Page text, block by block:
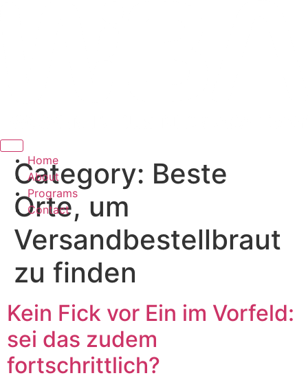
Home
About
Programs
Contact
Hamburger Toggle Menu
Category: Beste
Orte, um
Versandbestellbraut
zu finden
Kein Fick vor Ein im Vorfeld:
sei das zudem
fortschrittlich?